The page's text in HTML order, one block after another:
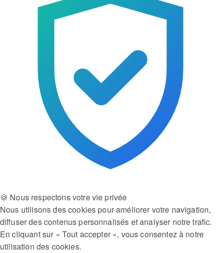
🍪 Nous respectons votre vie privée
Nous utilisons des cookies pour améliorer votre navigation,
diffuser des contenus personnalisés et analyser notre trafic.
En cliquant sur « Tout accepter », vous consentez à notre
utilisation des cookies.